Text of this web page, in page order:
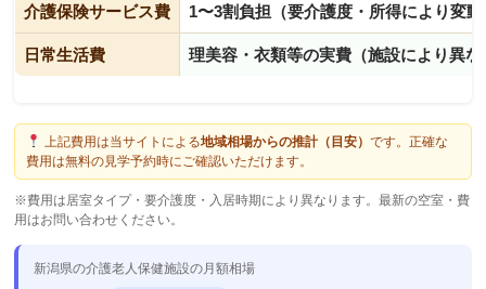
介護保険サービス費 1〜3割負担（要介護度・所得により変動
日常生活費 理美容・衣類等の実費（施設により異な
上記費用は当サイトによる地域相場からの推計（目安） です。正確な
費用は無料の見学予約時にご確認いただけます。
※費用は居室タイプ・要介護度・入居時期により異なります。最新の空室・費
用はお問い合わせください。
新潟県の介護老人保健施設の月額相場